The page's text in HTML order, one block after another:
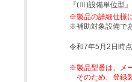
『(Ⅲ)設備単位型
※製品の詳細仕様
※補助対象設備で
令和7年5月2日時点
※製品型番は、メ
そのため、登録